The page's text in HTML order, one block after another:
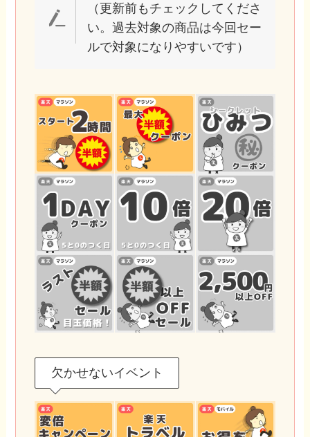
（更新前もチェックしてくださ
い。過去対象の商品は今回セー
ルで対象になりやすいです）
欠かせないイベント